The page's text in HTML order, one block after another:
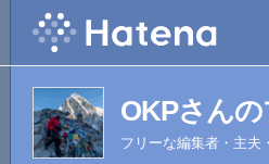
OKPさん
フリーな編集者・主夫